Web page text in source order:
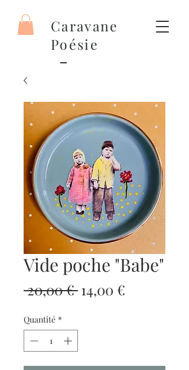
Caravane
Poésie
Vide poche "Babe"
20,00 € Prix
14,00 €
Quantité *